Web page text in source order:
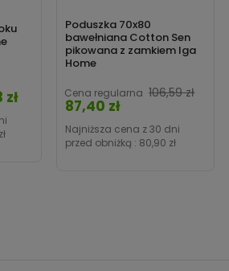
Poduszka 70x80
bawełniana Cotton Sen
pikowana z zamkiem Iga
Home
Cena regularna 106,59 zł
Cena
87,40 zł
Najniższa cena z 30 dni
przed obniżką : 80,90 zł